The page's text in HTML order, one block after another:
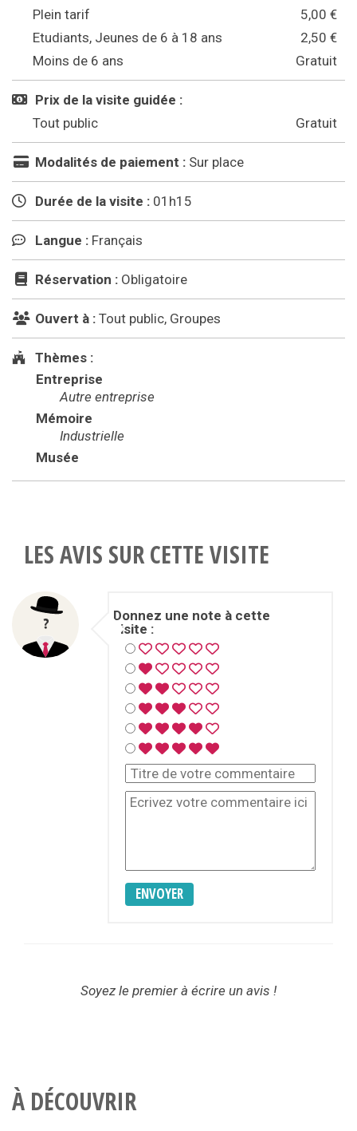
Plein tarif
5,00 €
Etudiants, Jeunes de 6 à 18 ans
2,50 €
Moins de 6 ans
Gratuit
Prix de la visite guidée :
Tout public
Gratuit
Modalités de paiement : Sur place
Durée de la visite : 01h15
Langue : Français
Réservation : Obligatoire
Ouvert à : Tout public, Groupes
Thèmes :
Entreprise
Autre entreprise
Mémoire
Industrielle
Musée
LES AVIS SUR CETTE VISITE
Donnez une note à cette
visite :
ENVOYER
Soyez le premier à écrire un avis !
À DÉCOUVRIR